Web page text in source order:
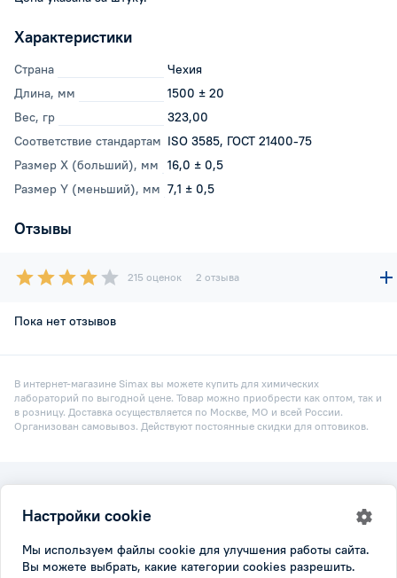
Характеристики
Страна
Чехия
Длина, мм
1500 ± 20
Вес, гр
323,00
Соответствие стандартам ISO 3585, ГОСТ 21400-75
Размер Х (больший), мм
16,0 ± 0,5
Размер Y (меньший), мм 7,1 ± 0,5
Отзывы
215 оценок 2 отзыва
Пока нет отзывов
В интернет-магазине Simax вы можете купить для химических
лабораторий по выгодной цене. Товар можно приобрести как оптом, так и
в розницу. Доставка осуществляется по Москве, МО и всей России.
Организован самовывоз. Действуют постоянные скидки для оптовиков.
Все права защищены.
Политика конфидициальности
| Настройки cookie
Настройки cookie
Мы используем файлы cookie для улучшения работы сайта.
Вы можете выбрать, какие категории cookies разрешить.